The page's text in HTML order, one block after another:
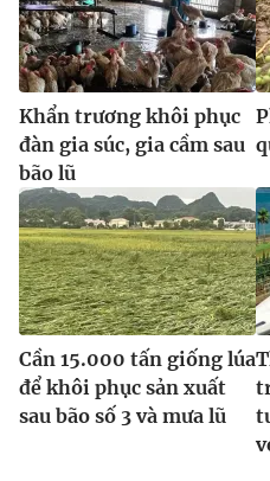
Khẩn trương khôi phục
đàn gia súc, gia cầm sau
bão lũ
Cần 15.000 tấn giống lúa
để khôi phục sản xuất
sau bão số 3 và mưa lũ